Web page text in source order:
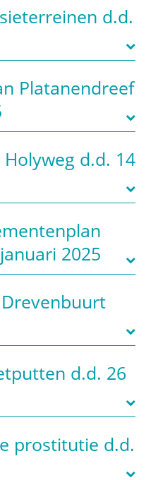
d.d.
Platanendreef
d.d. 14
2025
d.d. 26
prostitutie d.d.